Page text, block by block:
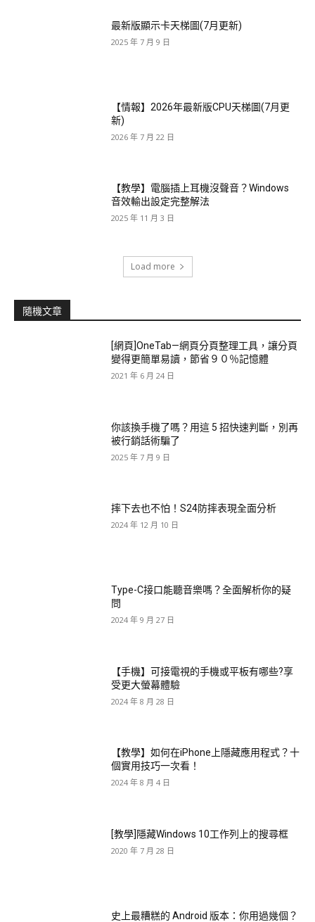
最新版顯示卡天梯圖(7月更新)
2025 年 7 月 9 日
【情報】2026年最新版CPU天梯圖(7月更
新)
2026 年 7 月 22 日
【教學】電腦插上耳機沒聲音？Windows
音效輸出設定完整解法
2025 年 11 月 3 日
Load more
隨機文章
[網頁]OneTab—網頁分頁整理工具，讓分頁
變得更簡單易讀，節省９０％記憶體
2021 年 6 月 24 日
你該換手機了嗎？用這 5 招快速判斷，別再
被行銷話術騙了
2025 年 7 月 9 日
摔下去也不怕！S24防摔表現全面分析
2024 年 12 月 10 日
Type-C接口能聽音樂嗎？全面解析你的疑
問
2024 年 9 月 27 日
【手機】可接電視的手機或平板有哪些?享
受更大螢幕體驗
2024 年 8 月 28 日
【教學】如何在iPhone上隱藏應用程式？十
個實用技巧一次看！
2024 年 8 月 4 日
[教學]隱藏Windows 10工作列上的搜尋框
2020 年 7 月 28 日
史上最糟糕的 Android 版本：你用過幾個？